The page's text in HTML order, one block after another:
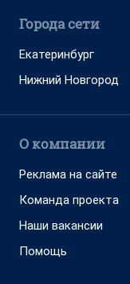
Города сети
Екатеринбург
Нижний Новгород
О компании
Реклама на сайте
Команда проекта
Наши вакансии
Помощь